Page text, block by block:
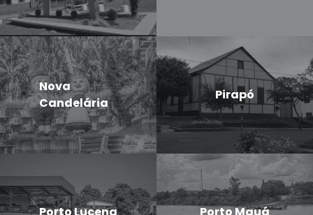
Nova
Candelária
Pirapó
Porto Lucena Porto Mauá